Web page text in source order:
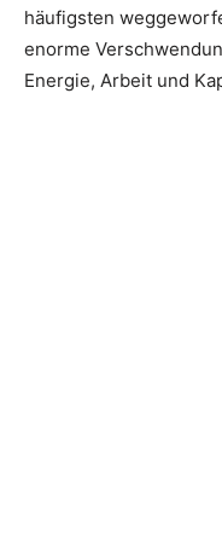
häufigsten
enorme
Energie, Arbeit und